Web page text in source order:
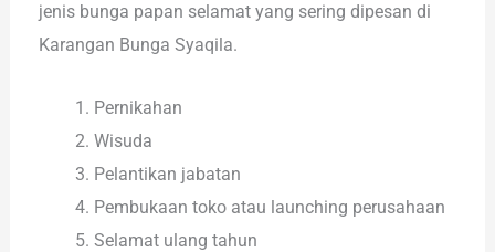
jenis bunga papan selamat yang sering dipesan di
Karangan Bunga Syaqila.
Pernikahan
Wisuda
Pelantikan jabatan
Pembukaan toko atau launching perusahaan
Selamat ulang tahun